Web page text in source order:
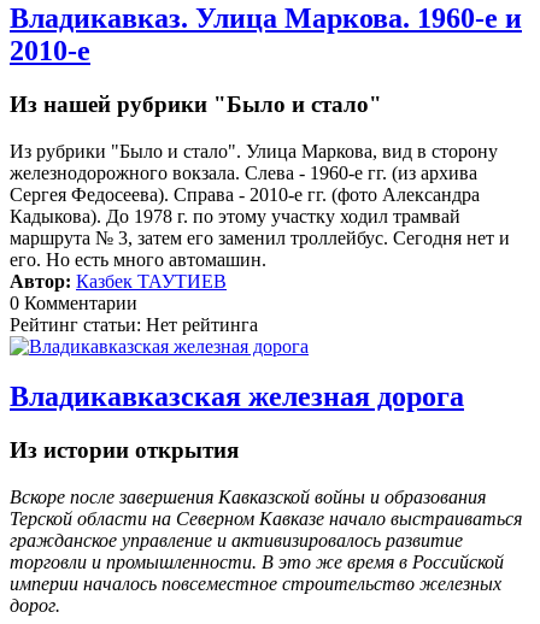
Владикавказ. Улица Маркова. 1960-е и
2010-е
Из нашей рубрики "Было и стало"
Из рубрики "Было и стало". Улица Маркова, вид в сторону
железнодорожного вокзала. Слева - 1960-е гг. (из архива
Сергея Федосеева). Справа - 2010-е гг. (фото Александра
Кадыкова). До 1978 г. по этому участку ходил трамвай
маршрута № 3, затем его заменил троллейбус. Сегодня нет и
его. Но есть много автомашин.
Автор: Казбек ТАУТИЕВ
0 Комментарии
Рейтинг статьи: Нет рейтинга
Владикавказская железная дорога
Из истории открытия
Вскоре после завершения Кавказской войны и образования
Терской области на Северном Кавказе начало выстраиваться
гражданское управление и активизировалось развитие
торговли и промышленности. В это же время в Российской
империи началось повсеместное строительство железных
дорог.